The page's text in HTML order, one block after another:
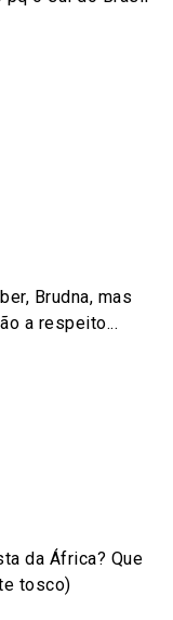
Brudna, mas
a respeito...
da África? Que
tosco)